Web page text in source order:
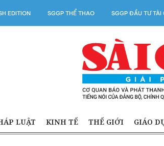
EDITION SGGP THỂ THAO SGGP ĐẦU TƯ TÀI
LUẬT KINH TẾ THẾ GIỚI GIÁO